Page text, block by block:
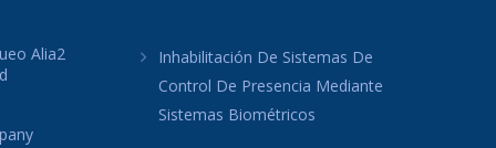
Alia2
Inhabilitación De Sistemas De
Control De Presencia Mediante
Sistemas Biométricos